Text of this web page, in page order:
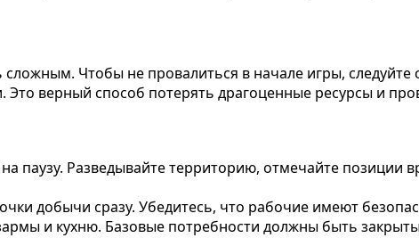
Чтобы не провалиться в начале игры, следуйте
верный способ потерять драгоценные ресурсы и
паузу. Разведывайте территорию, отмечайте позиции
добычи сразу. Убедитесь, что рабочие имеют
и кухню. Базовые потребности должны быть